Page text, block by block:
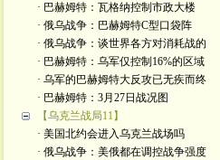
· 巴赫姆特：瓦格纳控制市政大楼
· 俄乌战争：巴赫姆特C型口袋阵
· 俄乌战争：谈世界各方对消耗战的
· 巴赫姆特：乌军仅控制16%的区域
· 乌军的巴赫姆特大反攻已无疾而终
· 巴赫姆特：3月27日战况图
【乌克兰战局11】
· 美国北约会进入乌克兰战场吗
· 俄乌战争：美俄都在调控战争强度